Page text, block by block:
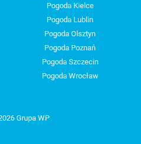
Pogoda Kielce
Pogoda Lublin
Pogoda Olsztyn
Pogoda Poznań
Pogoda Szczecin
Pogoda Wrocław
Grupa WP